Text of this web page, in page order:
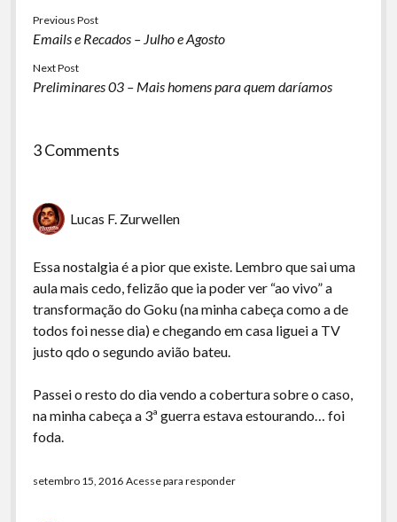
Previous Post
Emails e Recados – Julho e Agosto
Next Post
Preliminares 03 – Mais homens para quem daríamos
3 Comments
Lucas F. Zurwellen
Essa nostalgia é a pior que existe. Lembro que sai uma
aula mais cedo, felizão que ia poder ver “ao vivo” a
transformação do Goku (na minha cabeça como a de
todos foi nesse dia) e chegando em casa liguei a TV
justo qdo o segundo avião bateu.
Passei o resto do dia vendo a cobertura sobre o caso,
na minha cabeça a 3ª guerra estava estourando… foi
foda.
setembro 15, 2016 Acesse para responder